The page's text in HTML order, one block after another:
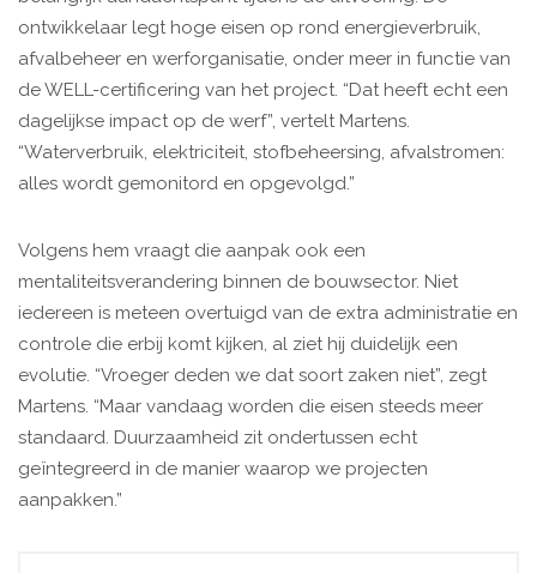
ontwikkelaar legt hoge eisen op rond energieverbruik,
afvalbeheer en werforganisatie, onder meer in functie van
de WELL-certificering van het project. “Dat heeft echt een
dagelijkse impact op de werf”, vertelt Martens.
“Waterverbruik, elektriciteit, stofbeheersing, afvalstromen:
alles wordt gemonitord en opgevolgd.”
Volgens hem vraagt die aanpak ook een
mentaliteitsverandering binnen de bouwsector. Niet
iedereen is meteen overtuigd van de extra administratie en
controle die erbij komt kijken, al ziet hij duidelijk een
evolutie. “Vroeger deden we dat soort zaken niet”, zegt
Martens. “Maar vandaag worden die eisen steeds meer
standaard. Duurzaamheid zit ondertussen echt
geïntegreerd in de manier waarop we projecten
aanpakken.”